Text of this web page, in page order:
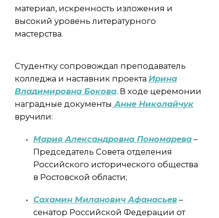
материал, искренность изложения и
высокий уровень литературного
мастерства.
Студентку сопровождал преподаватель
колледжа и наставник проекта Ирина
Владимировна Бокова. В ходе церемонии
наградные документы Анне Николайчук
вручили:
Мария Александровна Пономарева–
Председатель Совета отделения
Российского исторического общества
в Ростовской области;
Сахамин Миланович Афанасьев–
сенатор Российской Федерации от